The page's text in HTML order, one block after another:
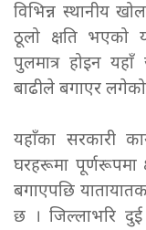
विभिन्न स्थानीय
ठूलो क्षति भएको
पुलमात्र होइन
बाढीले बगाएर
यहाँका सरकारी
घरहरूमा
बगाएपछि
छ । जिल्लाभरि